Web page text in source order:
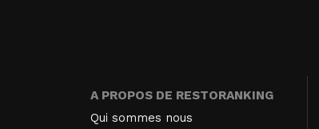
A PROPOS DE RESTORANKING
Qui sommes nous